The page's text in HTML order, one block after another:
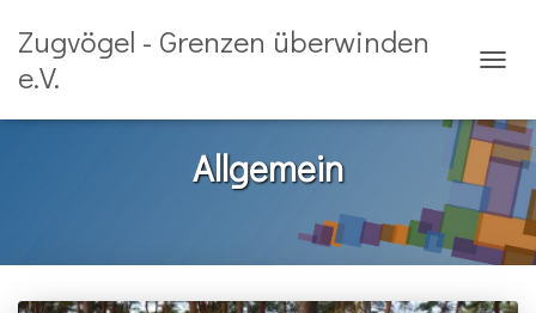
Zugvögel - Grenzen überwinden
e.V.
Allgemein